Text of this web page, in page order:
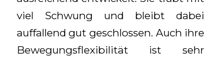
viel Schwung und bleibt dabei
auffallend gut geschlossen. Auch ihre
Bewegungsflexibilität ist sehr